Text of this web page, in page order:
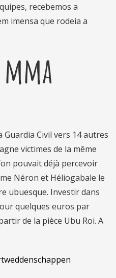
recebemos a
imensa que rodeia a
Guardia Civil vers 14 autres
victimes de la même
pouvait déjà percevoir
Néron et Héliogabale le
ubuesque. Investir dans
quelques euros par
de la pièce Ubu Roi. A